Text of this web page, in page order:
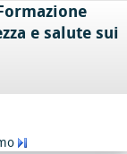
e salute sui